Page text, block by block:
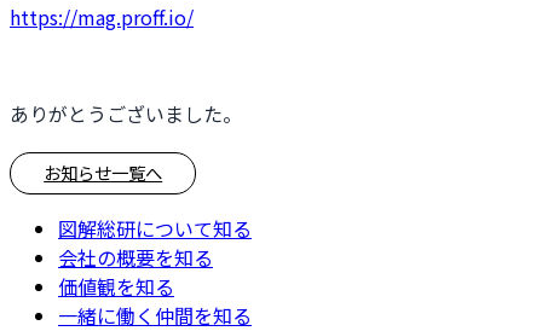
https://mag.proff.io/
ありがとうございました。
お知らせ一覧へ
図解総研について知る
会社の概要を知る
価値観を知る
一緒に働く仲間を知る